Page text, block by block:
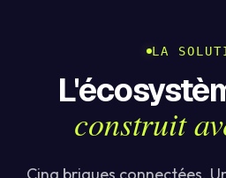
LA
construit